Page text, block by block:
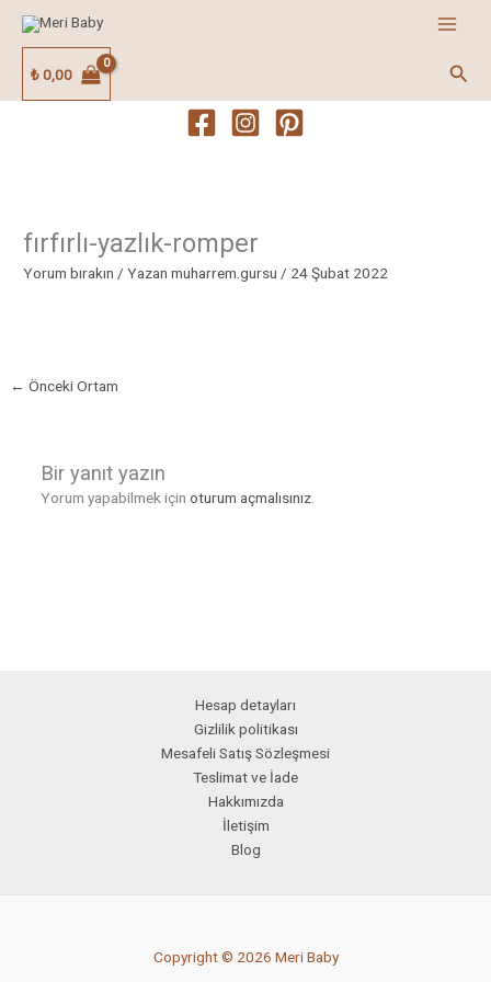
PCI-DSS Ödeme Güvenliği
atla
₺0,00
fırfırlı-yazlık-romper
Yorum bırakın / Yazan muharrem.gursu/ 24 Şubat 2022
← Önceki Ortam
Bir yanıt yazın
Yorum yapabilmek için oturum açmalısınız.
Hesap detayları
Gizlilik politikası
Mesafeli Satış Sözleşmesi
Teslimat ve İade
Hakkımızda
İletişim
Blog
Copyright © 2026 Meri Baby